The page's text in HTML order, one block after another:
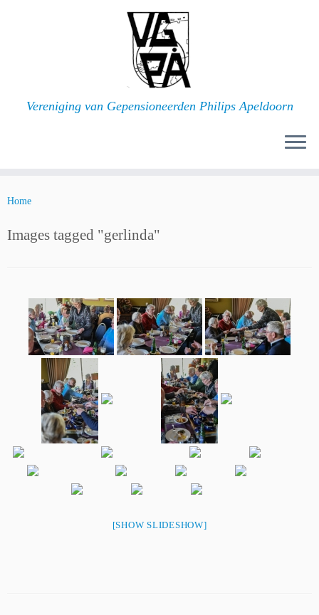
Vereniging van Gepensioneerden Philips Apeldoorn
Home
Images tagged "gerlinda"
[SHOW SLIDESHOW]